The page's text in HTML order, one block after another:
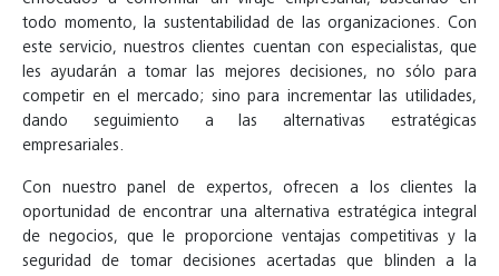
todo momento, la sustentabilidad de las organizaciones. Con
este servicio, nuestros clientes cuentan con especialistas, que
les ayudarán a tomar las mejores decisiones, no sólo para
competir en el mercado; sino para incrementar las utilidades,
dando seguimiento a las alternativas estratégicas
empresariales.
Con nuestro panel de expertos, ofrecen a los clientes la
oportunidad de encontrar una alternativa estratégica integral
de negocios, que le proporcione ventajas competitivas y la
seguridad de tomar decisiones acertadas que blinden a la